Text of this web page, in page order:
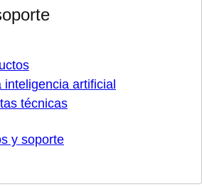
artificial
técnicas
y soporte